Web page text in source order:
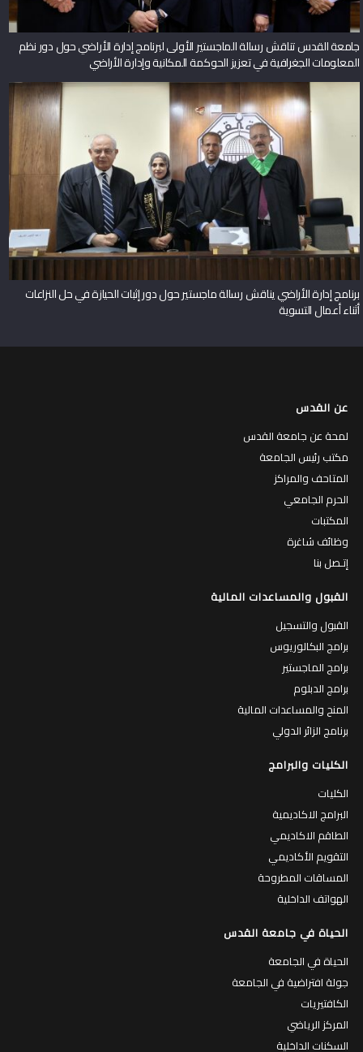
جامعة القدس تناقش رسالة الماجستير الأولى لبرنامج إدارة الأراضي حول دور نظم
المعلومات الجغرافية في تعزيز الحوكمة المكانية وإدارة الأراضي
برنامج إدارة الأراضي يناقش رسالة ماجستير حول دور إثبات الحيازة في حل النزاعات
أثناء أعمال التسوية
عن القدس
لمحة عن جامعة القدس
مكتب رئيس الجامعة
المتاحف والمراكز
الحرم الجامعي
المكتبات
وظائف شاغرة
إتـصل بنا
القبول والمساعدات المالية
القبول والتسجيل
برامج البكالوريوس
برامج الماجستير
برامج الدبلوم
المنح والمساعدات المالية
برنامج الزائر الدولي
الكليات والبرامج
الكليات
البرامج الاكاديمية
الطاقم الاكاديمي
التقويم الأكاديمي
المساقات المطروحة
الهواتف الداخلية
الحياة في جامعة القدس
الحياة في الجامعة
جولة افتراضية في الجامعة
الكافتيريات
المركز الرياضي
السكنات الداخلية